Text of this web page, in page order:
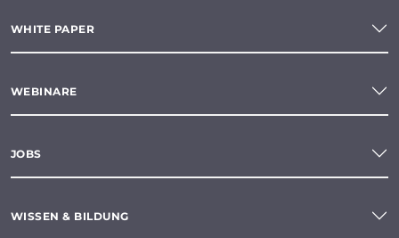
WHITE PAPER
WEBINARE
JOBS
WISSEN & BILDUNG